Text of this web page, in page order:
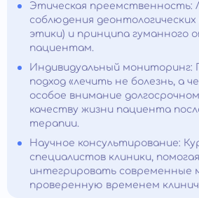
Этическая преемственность:
соблюдения
этики) и принципа гуманного
пациентам.
Индивидуальный мониторинг:
подход «лечить не болезнь, а
особое внимание
качеству жизни пациента
терапии.
Научное консультирование:
специалистов клиники,
интегрировать современные
проверенную временем